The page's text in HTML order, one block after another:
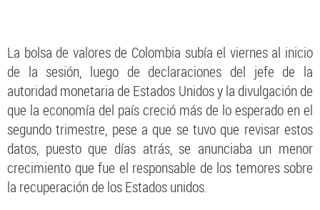
La bolsa de valores de Colombia subía el viernes al inicio
de la sesión, luego de declaraciones del jefe de la
autoridad monetaria de Estados Unidos y la divulgación de
que la economía del país creció más de lo esperado en el
segundo trimestre, pese a que se tuvo que revisar estos
datos, puesto que días atrás, se anunciaba un menor
crecimiento que fue el responsable de los temores sobre
la recuperación de los Estados unidos.